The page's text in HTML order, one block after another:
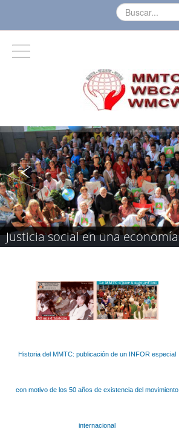
Historia del MMTC: publicación de un INFOR especial
con motivo de los 50 años de existencia del movimiento
internacional